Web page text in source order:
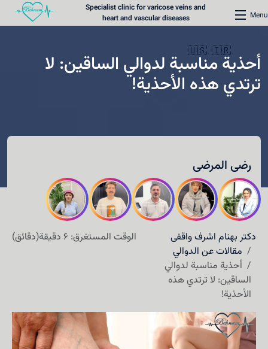
Menu
Specialist clinic for varicose veins and
heart and vascular diseases
🇮🇷
🇺🇸
عيادة القلب
المحتوى الطبي
طرق الاتصال
حجز موعد
أحذية مناسبة لدوالي الساقين: لا
ترتدي هذه الأحذية!
رضی المرضى
الوقت المستغرق: 6 دقيقة(دقائق)
دکتر بهنام اشرف واقفی
مقالات عن الدوالي
أحذية مناسبة لدوالي
الساقين: لا ترتدي هذه
الأحذية!